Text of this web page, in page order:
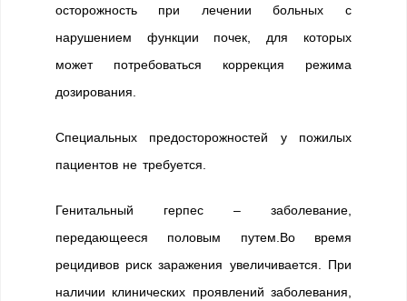
осторожность при лечении больных с
нарушением функции почек, для которых
может потребоваться коррекция режима
дозирования.
Специальных предосторожностей у пожилых
пациентов не требуется.
Генитальный герпес – заболевание,
передающееся половым путем.Во время
рецидивов риск заражения увеличивается. При
наличии клинических проявлений заболевания,